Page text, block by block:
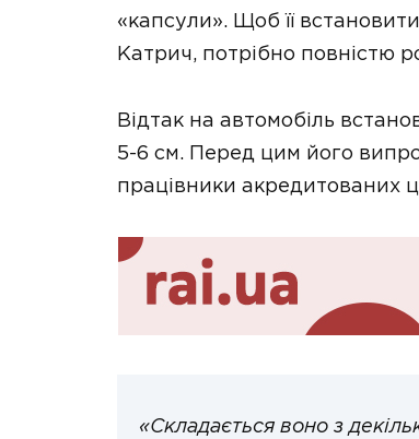
«капсули». Щоб її
Катрич, потрібно повністю
Відтак на автомобіль
5-6 см. Перед цим його
працівники акредитованих
«Складається воно з